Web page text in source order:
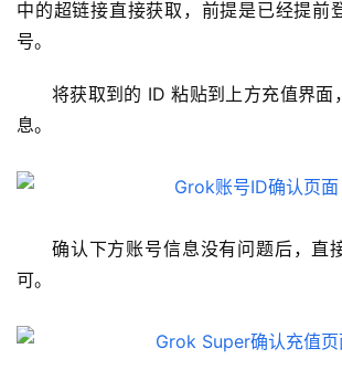
中的超链接直接获取，前提是已经提前
号。
将获取到的 ID 粘贴到上方充值界面
息。
确认下方账号信息没有问题后，直
可。